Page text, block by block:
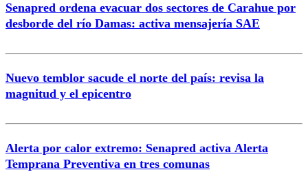
Senapred ordena evacuar dos sectores de Carahue por
desborde del río Damas: activa mensajería SAE
Nuevo temblor sacude el norte del país: revisa la
magnitud y el epicentro
Alerta por calor extremo: Senapred activa Alerta
Temprana Preventiva en tres comunas